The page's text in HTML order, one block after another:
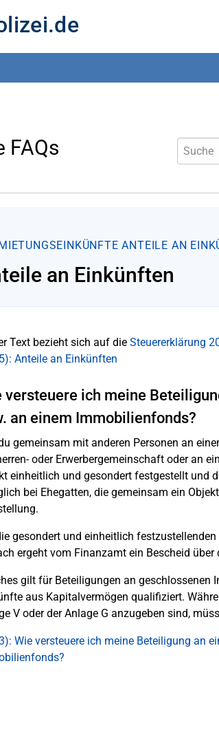
FAQs
ANTEILE AN
an Einkünften
Text bezieht sich auf die Steuererklärung
Anteile an Einkünften
versteuere ich meine
an einem Immobilienfonds?
gemeinsam mit anderen Personen an
oder Erwerbergemeinschaft oder an
einheitlich und gesondert festgestellt und
bei Ehegatten, die gemeinsam ein
gesondert und einheitlich
ergeht vom Finanzamt ein Bescheid
gilt für Beteiligungen an
aus Kapitalvermögen qualifiziert.
V oder der Anlage G anzugeben sind,
Wie versteuere ich meine Beteiligung an